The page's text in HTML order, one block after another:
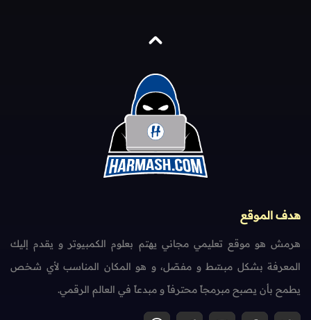
هدف الموقع
هرمش هو موقع تعليمي مجاني يهتم بعلوم الكمبيوتر و يقدم إليك
المعرفة بشكل مبسّط و مفصّل، و هو المكان المناسب لأي شخص
يطمح بأن يصبح مبرمجاً محترفاً و مبدعاً في العالم الرقمي.